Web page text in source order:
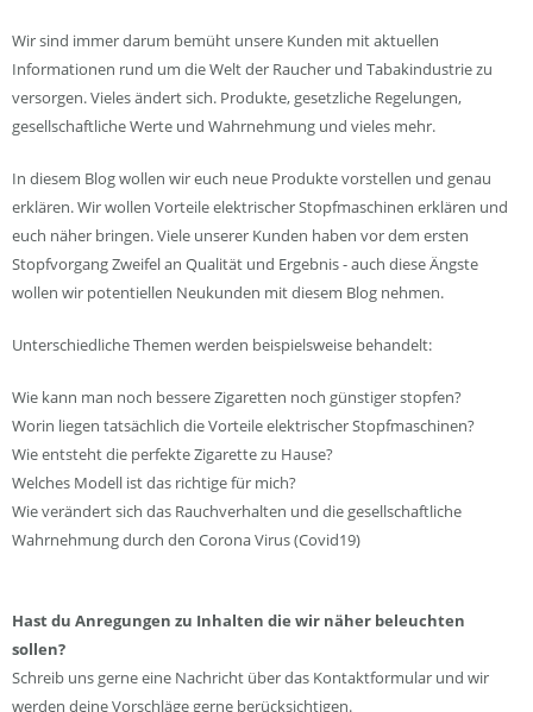
Wir sind immer darum bemüht unsere Kunden mit aktuellen
Informationen rund um die Welt der Raucher und Tabakindustrie zu
versorgen. Vieles ändert sich. Produkte, gesetzliche Regelungen,
gesellschaftliche Werte und Wahrnehmung und vieles mehr.
In diesem Blog wollen wir euch neue Produkte vorstellen und genau
erklären. Wir wollen Vorteile elektrischer Stopfmaschinen erklären und
euch näher bringen. Viele unserer Kunden haben vor dem ersten
Stopfvorgang Zweifel an Qualität und Ergebnis - auch diese Ängste
wollen wir potentiellen Neukunden mit diesem Blog nehmen.
Unterschiedliche Themen werden beispielsweise behandelt:
Wie kann man noch bessere Zigaretten noch günstiger stopfen?
Worin liegen tatsächlich die Vorteile elektrischer Stopfmaschinen?
Wie entsteht die perfekte Zigarette zu Hause?
Welches Modell ist das richtige für mich?
Wie verändert sich das Rauchverhalten und die gesellschaftliche
Wahrnehmung durch den Corona Virus (Covid19)
Hast du Anregungen zu Inhalten die wir näher beleuchten
sollen?
Schreib uns gerne eine Nachricht über das Kontaktformular und wir
werden deine Vorschläge gerne berücksichtigen.